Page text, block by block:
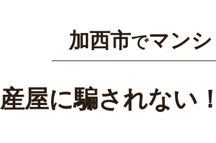
加西市でマン
屋に騙されない